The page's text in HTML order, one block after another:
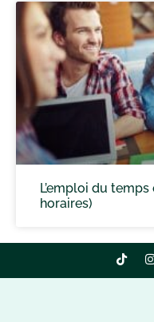
L’emploi du
horaires)